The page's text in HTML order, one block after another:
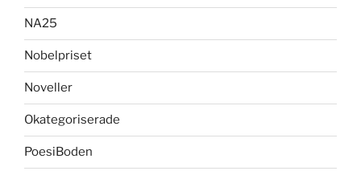
NA25
Nobelpriset
Noveller
Okategoriserade
PoesiBoden